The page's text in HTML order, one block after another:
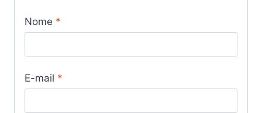
Nome *
E-mail *